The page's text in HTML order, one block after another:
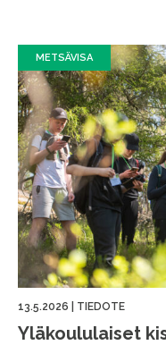
METSÄVISA
13.5.2026 TIEDOTE
Yläkoululaiset